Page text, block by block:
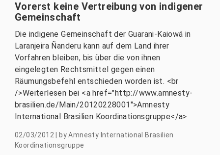
Vorerst keine Vertreibung von indigener
Gemeinschaft
Die indigene Gemeinschaft der Guarani-Kaiowá in
Laranjeira Ñanderu kann auf dem Land ihrer
Vorfahren bleiben, bis über die von ihnen
eingelegten Rechtsmittel gegen einen
Räumungsbefehl entschieden worden ist. <br
/>Weiterlesen bei <a href="http://www.amnesty-
brasilien.de/Main/20120228001">Amnesty
International Brasilien Koordinationsgruppe</a>
02/03/2012 byAmnesty International Brasilien
Koordinationsgruppe